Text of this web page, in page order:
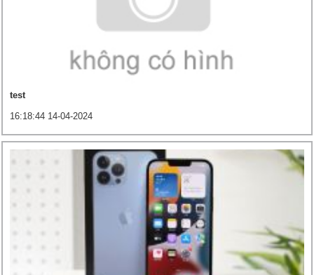
test
16:18:44 14-04-2024